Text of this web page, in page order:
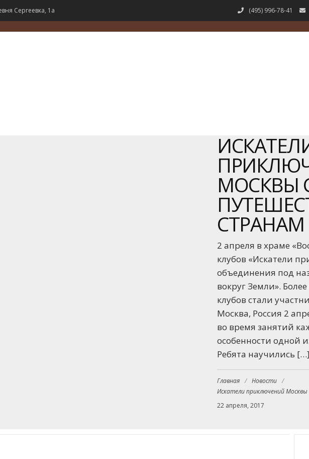
Сергеевка, 1а (495) 996-78-41
МОСКВЫ
2 апреля в храме
клубов «Искатели
объединения под
вокруг Земли».
клубов стали
Москва, Россия 2
во время занятий
особенности одной
Ребята научились […]
Главная / Новости
/
Искатели приключений
22 апреля, 2017